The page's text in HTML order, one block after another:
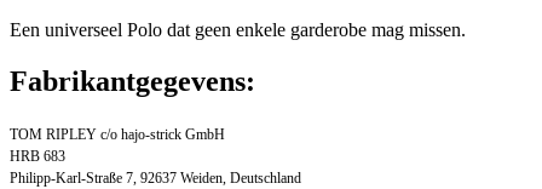
Een universeel Polo dat geen enkele garderobe mag missen.
Fabrikantgegevens:
TOM RIPLEY c/o hajo-strick GmbH
HRB 683
Philipp-Karl-Straße 7, 92637 Weiden, Deutschland